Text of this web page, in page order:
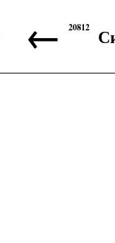
← 20812